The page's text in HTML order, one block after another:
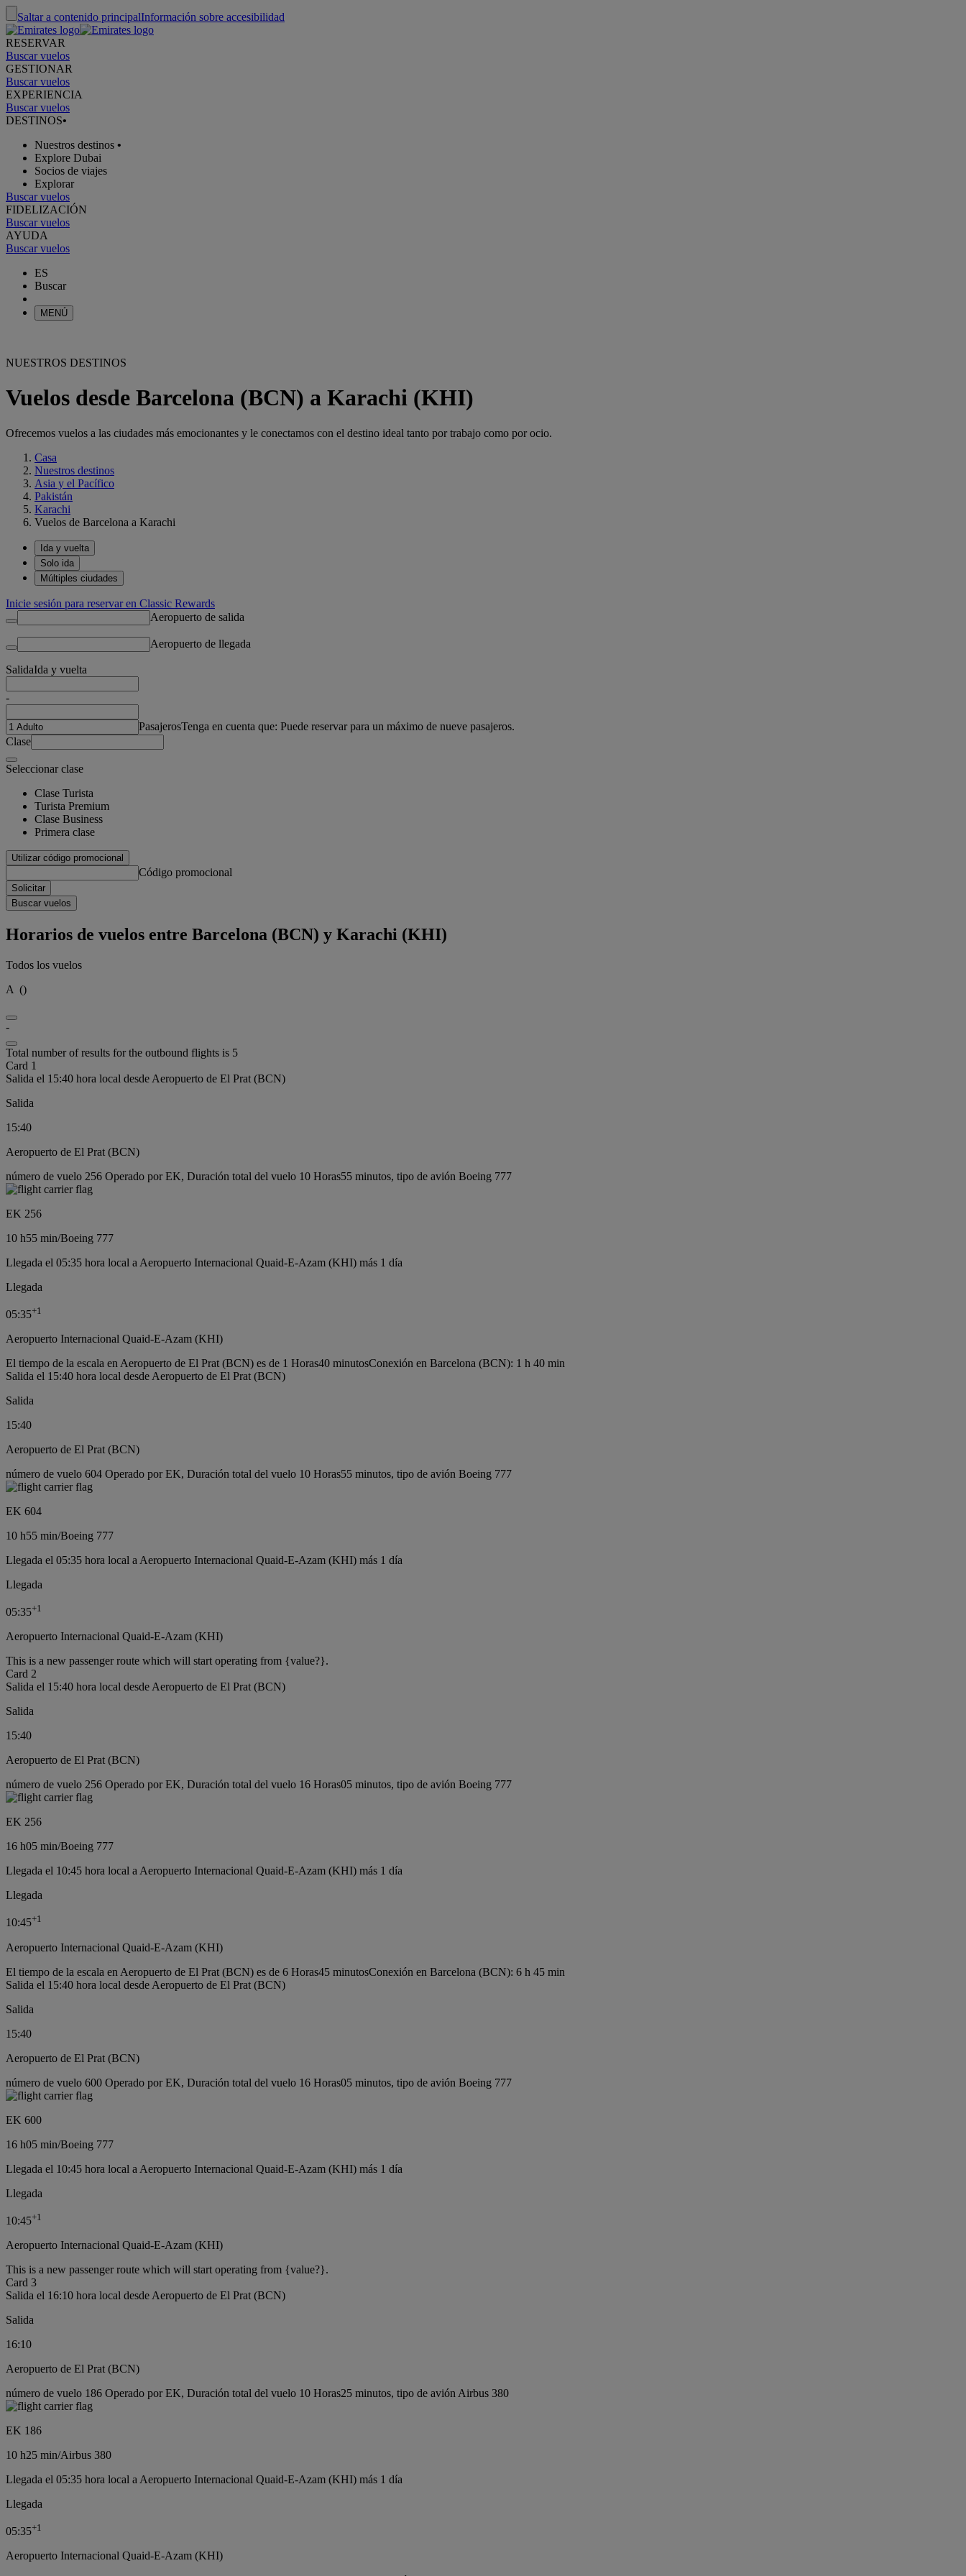
Saltar a contenido principalInformación sobre accesibilidad
RESERVAR
Buscar vuelos
GESTIONAR
Buscar vuelos
EXPERIENCIA
Buscar vuelos
DESTINOS•
Nuestros destinos •
Explore Dubai
Socios de viajes
Explorar
Buscar vuelos
FIDELIZACIÓN
Buscar vuelos
AYUDA
Buscar vuelos
ES
Buscar
MENÚ
NUESTROS DESTINOS
Vuelos desde Barcelona (BCN) a Karachi (KHI)
Ofrecemos vuelos a las ciudades más emocionantes y le conectamos con el destino ideal tanto por trabajo como por ocio.
Casa
Nuestros destinos
Asia y el Pacífico
Pakistán
Karachi
Vuelos de Barcelona a Karachi
Ida y vuelta
Solo ida
Múltiples ciudades
Inicie sesión para reservar en Classic Rewards
Aeropuerto de salida
Aeropuerto de llegada
SalidaIda y vuelta
-
PasajerosTenga en cuenta que: Puede reservar para un máximo de nueve pasajeros.
Clase
Seleccionar clase
Clase Turista
Turista Premium
Clase Business
Primera clase
Utilizar código promocional
Código promocional
Solicitar
Buscar vuelos
Horarios de vuelos entre Barcelona (BCN) y Karachi (KHI)
Todos los vuelos
A ()
-
Total number of results for the outbound flights is 5
Card 1
Salida el 15:40 hora local desde Aeropuerto de El Prat (BCN)
Salida
15:40
Aeropuerto de El Prat (BCN)
número de vuelo 256 Operado por EK, Duración total del vuelo 10 Horas55 minutos, tipo de avión Boeing 777
EK 256
10 h55 min/Boeing 777
Llegada el 05:35 hora local a Aeropuerto Internacional Quaid-E-Azam (KHI) más 1 día
Llegada
05:35+1
Aeropuerto Internacional Quaid-E-Azam (KHI)
El tiempo de la escala en Aeropuerto de El Prat (BCN) es de 1 Horas40 minutosConexión en Barcelona (BCN): 1 h 40 min
Salida el 15:40 hora local desde Aeropuerto de El Prat (BCN)
Salida
15:40
Aeropuerto de El Prat (BCN)
número de vuelo 604 Operado por EK, Duración total del vuelo 10 Horas55 minutos, tipo de avión Boeing 777
EK 604
10 h55 min/Boeing 777
Llegada el 05:35 hora local a Aeropuerto Internacional Quaid-E-Azam (KHI) más 1 día
Llegada
05:35+1
Aeropuerto Internacional Quaid-E-Azam (KHI)
This is a new passenger route which will start operating from {value?}.
Card 2
Salida el 15:40 hora local desde Aeropuerto de El Prat (BCN)
Salida
15:40
Aeropuerto de El Prat (BCN)
número de vuelo 256 Operado por EK, Duración total del vuelo 16 Horas05 minutos, tipo de avión Boeing 777
EK 256
16 h05 min/Boeing 777
Llegada el 10:45 hora local a Aeropuerto Internacional Quaid-E-Azam (KHI) más 1 día
Llegada
10:45+1
Aeropuerto Internacional Quaid-E-Azam (KHI)
El tiempo de la escala en Aeropuerto de El Prat (BCN) es de 6 Horas45 minutosConexión en Barcelona (BCN): 6 h 45 min
Salida el 15:40 hora local desde Aeropuerto de El Prat (BCN)
Salida
15:40
Aeropuerto de El Prat (BCN)
número de vuelo 600 Operado por EK, Duración total del vuelo 16 Horas05 minutos, tipo de avión Boeing 777
EK 600
16 h05 min/Boeing 777
Llegada el 10:45 hora local a Aeropuerto Internacional Quaid-E-Azam (KHI) más 1 día
Llegada
10:45+1
Aeropuerto Internacional Quaid-E-Azam (KHI)
This is a new passenger route which will start operating from {value?}.
Card 3
Salida el 16:10 hora local desde Aeropuerto de El Prat (BCN)
Salida
16:10
Aeropuerto de El Prat (BCN)
número de vuelo 186 Operado por EK, Duración total del vuelo 10 Horas25 minutos, tipo de avión Airbus 380
EK 186
10 h25 min/Airbus 380
Llegada el 05:35 hora local a Aeropuerto Internacional Quaid-E-Azam (KHI) más 1 día
Llegada
05:35+1
Aeropuerto Internacional Quaid-E-Azam (KHI)